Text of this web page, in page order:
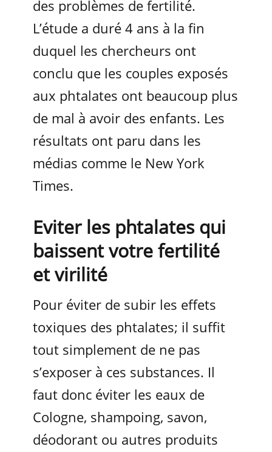
des problèmes de fertilité.
L’étude a duré 4 ans à la fin
duquel les chercheurs ont
conclu que les couples exposés
aux phtalates ont beaucoup plus
de mal à avoir des enfants. Les
résultats ont paru dans les
médias comme le New York
Times.
Eviter les phtalates qui
baissent votre fertilité
et virilité
Pour éviter de subir les effets
toxiques des phtalates; il suffit
tout simplement de ne pas
s’exposer à ces substances. Il
faut donc éviter les eaux de
Cologne, shampoing, savon,
déodorant ou autres produits